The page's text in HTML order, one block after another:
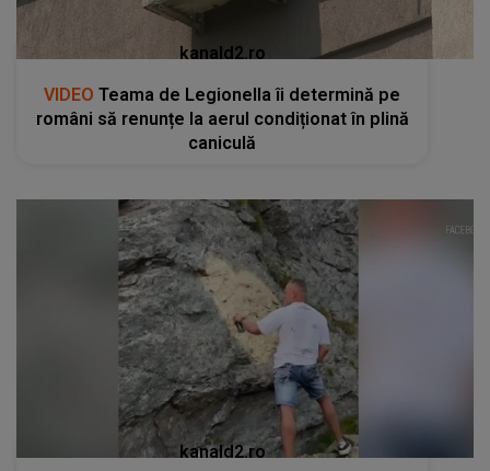
kanald2.ro
VIDEO Teama de Legionella îi determină pe
români să renunțe la aerul condiționat în plină
caniculă
kanald2.ro